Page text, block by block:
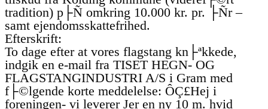
tradition) p├Ñ omkring 10.000 kr. pr. ├Ñr –
samt ejendomsskattefrihed.
Efterskrift:
To dage efter at vores flagstang kn├ªkkede,
indgik en e-mail fra TISET HEGN- OG
FLAGSTANGINDUSTRI A/S i Gram med
f├©lgende korte meddelelse: ÔÇ£Hej i
foreningen- vi leverer Jer en ny 10 m. hvid